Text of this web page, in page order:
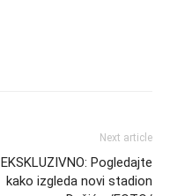
Next article
EKSKLUZIVNO: Pogledajte
kako izgleda novi stadion